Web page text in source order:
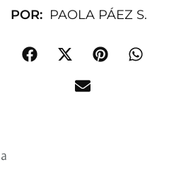
POR: PAOLA PÁEZ S.